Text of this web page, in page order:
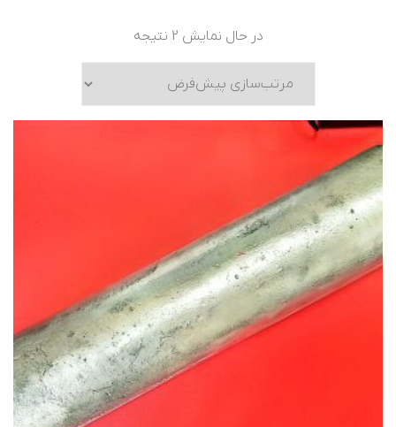
در حال نمایش 2 نتیجه